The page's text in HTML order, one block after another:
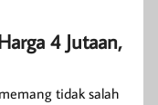
4 Jutaan,
tidak salah